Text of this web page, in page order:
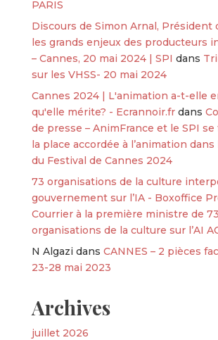
PARIS
Discours de Simon Arnal, Président
les grands enjeux des producteurs
– Cannes, 20 mai 2024 | SPI dans
sur les VHSS- 20 mai 2024
Cannes 2024 | L'animation a-t-elle
qu'elle mérite? - Ecrannoir.frdans
de presse – AnimFrance et le SPI
la place accordée à l’animation
du Festival de Cannes 2024
73 organisations de la culture
gouvernement sur l’IA - Boxoffice
Courrier à la première ministre de 73
organisations de la culture sur l’AI
N Algazi dans CANNES – 2 pièces
23-28 mai 2023
Archives
juillet 2026